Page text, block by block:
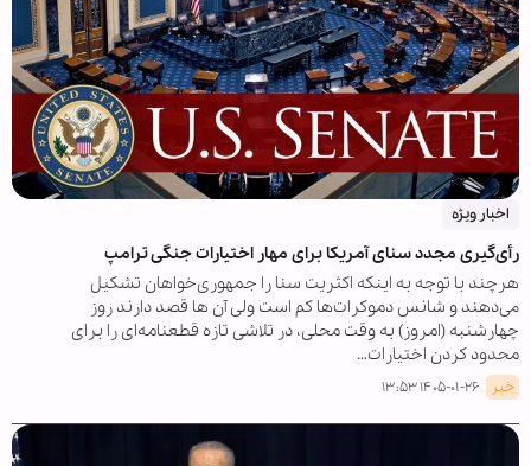
اخبار ویژه
رأی‌گیری مجدد سنای آمریکا برای مهار اختیارات جنگی ترامپ
هرچند با توجه به اینکه اکثریت سنا را جمهوری‌خواهان تشکیل
می‌دهند و شانس دموکرات‌ها کم است ولی آن ها قصد دارند روز
چهارشنبه (امروز) به وقت محلی، در تلاشی تازه قطعنامه‌ای را برای
محدود کردن اختیارات…
خبر ۱۴۰۵-۰۱-۲۶ ۱۳:۵۳